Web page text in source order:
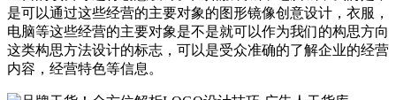
是可以通过这些经营的主要对象的图形镜像创意设计，衣服，
电脑等这些经营的主要对象是不是就可以作为我们的构思方向
这类构思方法设计的标志，可以是受众准确的了解企业的经营
内容，经营特色等信息。